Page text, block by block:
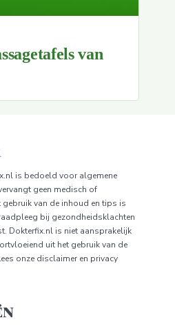
van
is bedoeld voor algemene
geen medisch of
van de inhoud en tips is
bij gezondheidsklachten
Dokterfix.nl is niet aansprakelijk
uit het gebruik van de
onze disclaimer en privacy